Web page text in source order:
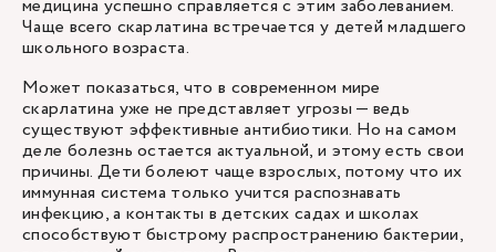
медицина успешно справляется с этим заболеванием.
Чаще всего скарлатина встречается у детей младшего
школьного возраста.
Может показаться, что в современном мире
скарлатина уже не представляет угрозы — ведь
существуют эффективные антибиотики. Но на самом
деле болезнь остается актуальной, и этому есть свои
причины. Дети болеют чаще взрослых, потому что их
иммунная система только учится распознавать
инфекцию, а контакты в детских садах и школах
способствуют быстрому распространению бактерии,